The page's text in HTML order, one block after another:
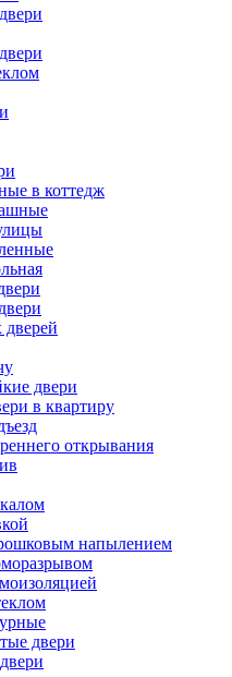
в коттедж
дверей
двери
в квартиру
открывания
напылением
двери